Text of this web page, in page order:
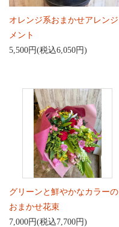
オレンジ系おまかせアレンジ
メント
5,500円(税込6,050円)
グリーンと鮮やかなカラーの
おまかせ花束
7,000円(税込7,700円)